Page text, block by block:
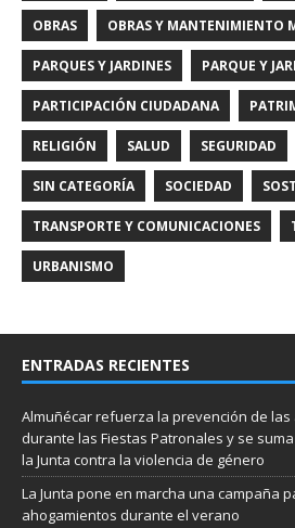
OBRAS OBRAS Y MANTENIMIENTO
PARQUES Y JARDINES PARQUE Y
PARTICIPACIÓN CIUDADANA
RELIGIÓN SALUD SEGURIDAD
SIN CATEGORÍA SOCIEDAD
TRANSPORTE Y COMUNICACIONES
URBANISMO
ENTRADAS RECIENTES
Almuñécar refuerza la prevención de
durante las Fiestas Patronales y se
la Junta contra la violencia de género
La Junta pone en marcha una campaña
ahogamientos durante el verano